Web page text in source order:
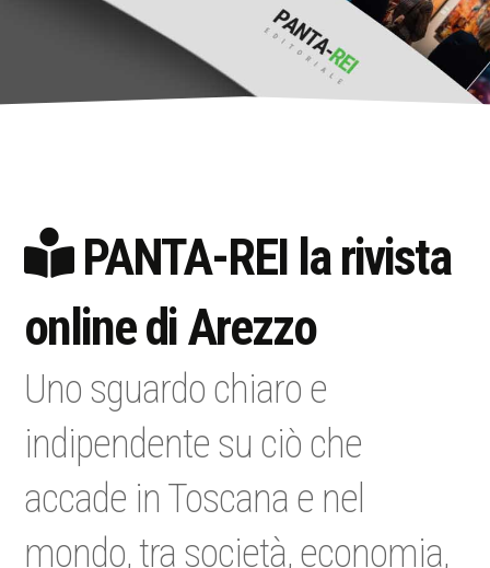
PANTA-REI la rivista
online di Arezzo
Uno sguardo chiaro e
indipendente su ciò che
accade in Toscana e nel
mondo, tra società, economia,